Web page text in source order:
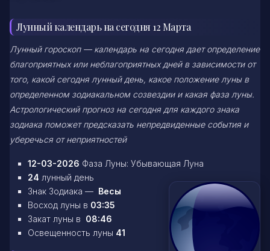
Лунный календарь на сегодня 12 Марта
Лунный гороскоп — календарь на сегодня дает определение
благоприятных или неблагоприятных дней в зависимости от
того, какой сегодня лунный день, какое положение луны в
определенном зодиакальном созвездии и какая фаза луны.
Астрологический прогноз на сегодня для каждого знака
зодиака поможет предсказать непредвиденные события и
уберечься от неприятностей
12-03-2026 Фаза Луны: Убывающая Луна
24 лунный день
Знак Зодиака — Весы
Восход луны в 03:35
Закат луны в 08:46
Освещенность луны 41